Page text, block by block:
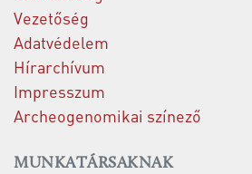
Vezetőség
Adatvédelem
Hírarchívum
Impresszum
Archeogenomikai színező
MUNKATÁRSAKNAK